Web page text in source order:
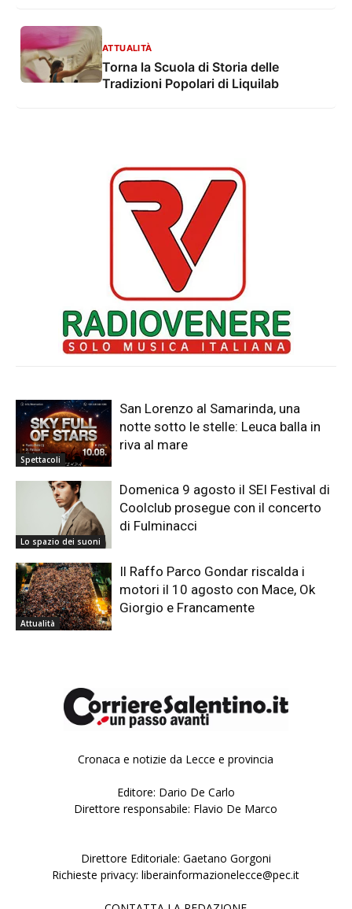
ATTUALITÀ
Torna la Scuola di Storia delle
Tradizioni Popolari di Liquilab
Spettacoli
San Lorenzo al Samarinda, una
notte sotto le stelle: Leuca balla in
riva al mare
Lo spazio dei suoni
Domenica 9 agosto il SEI Festival di
Coolclub prosegue con il concerto
di Fulminacci
Attualità
Il Raffo Parco Gondar riscalda i
motori il 10 agosto con Mace, Ok
Giorgio e Francamente
Cronaca e notizie da Lecce e provincia
Editore: Dario De Carlo
Direttore responsabile: Flavio De Marco
Direttore Editoriale: Gaetano Gorgoni
Richieste privacy: liberainformazionelecce@pec.it